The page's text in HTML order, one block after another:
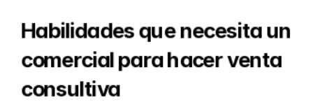
Habilidades que necesita un
comercial para hacer venta
consultiva